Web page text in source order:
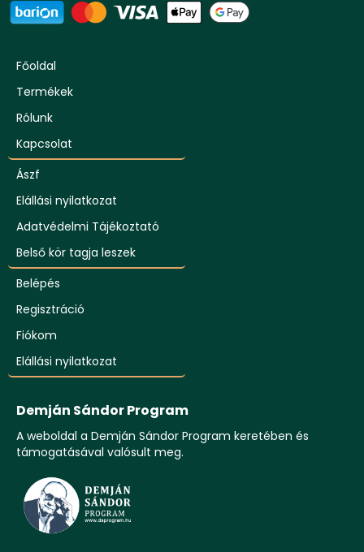
Főoldal
Termékek
Rólunk
Kapcsolat
Ászf
Elállási nyilatkozat
Adatvédelmi Tájékoztató
Belső kör tagja leszek
Belépés
Regisztráció
Fiókom
Elállási nyilatkozat
Demján Sándor Program
A weboldal a Demján Sándor Program keretében és
támogatásával valósult meg.